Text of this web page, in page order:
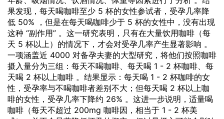
果发现，每天喝咖啡至少 5 杯的女性参试者，受孕几率降
低 50% ，但是在每天喝咖啡少于 5 杯的女性中，没有出现
这种 “副作用” 。这一研究表明，只有在大量饮用咖啡（每
天 5 杯以上）的情况下，才会对受孕几率产生显著影响 。
一项涵盖近 4000 对备孕夫妻的大型研究，将他们按照咖啡
摄入量分为三组：每天不喝咖啡、每天喝 1 - 2 杯咖啡、每
天喝 2 杯以上咖啡 。结果显示：每天喝 1 - 2 杯咖啡的女
性，受孕率与不喝咖啡者差别不大；但每天喝 2 杯以上咖
啡的女性，受孕几率下降约 26% 。这进一步说明，适量喝
咖啡（每天不超过 200mg 咖啡因，相当于 1 - 2 杯美